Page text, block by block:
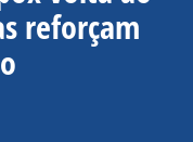
reforçam